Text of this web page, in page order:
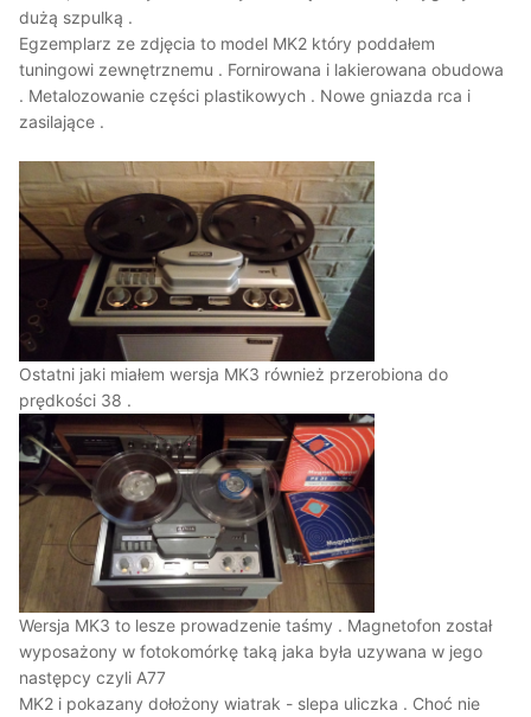
dużą szpulką .
Egzemplarz ze zdjęcia to model MK2 który poddałem
tuningowi zewnętrznemu . Fornirowana i lakierowana obudowa
. Metalozowanie części plastikowych . Nowe gniazda rca i
zasilające .
Ostatni jaki miałem wersja MK3 również przerobiona do
prędkości 38 .
Wersja MK3 to lesze prowadzenie taśmy . Magnetofon został
wyposażony w fotokomórkę taką jaka była uzywana w jego
następcy czyli A77
MK2 i pokazany dołożony wiatrak - slepa uliczka . Choć nie